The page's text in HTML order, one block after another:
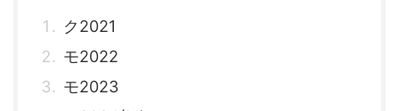
ク2021
モ2022
モ2023